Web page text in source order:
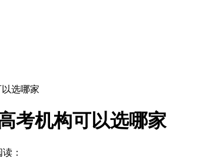
选哪家
考机构可以选哪家
读：